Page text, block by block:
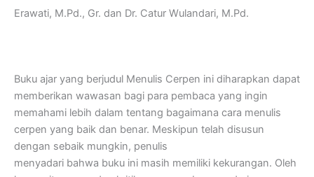
Erawati, M.Pd., Gr. dan Dr. Catur Wulandari, M.Pd.
Buku ajar yang berjudul Menulis Cerpen ini diharapkan dapat
memberikan wawasan bagi para pembaca yang ingin
memahami lebih dalam tentang bagaimana cara menulis
cerpen yang baik dan benar. Meskipun telah disusun
dengan sebaik mungkin, penulis
menyadari bahwa buku ini masih memiliki kekurangan. Oleh